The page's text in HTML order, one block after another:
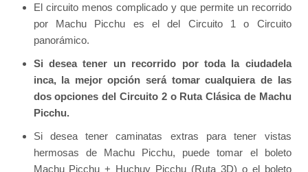
El circuito menos complicado y que permite un recorrido
por Machu Picchu es el del Circuito 1 o Circuito
panorámico.
Si desea tener un recorrido por toda la ciudadela
inca, la mejor opción será tomar cualquiera de las
dos opciones del Circuito 2 o Ruta Clásica de Machu
Picchu.
Si desea tener caminatas extras para tener vistas
hermosas de Machu Picchu, puede tomar el boleto
Machu Picchu + Huchuy Picchu (Ruta 3D) o el boleto